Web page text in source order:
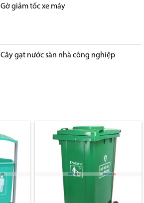
Gờ giảm tốc xe máy
Cây gạt nước sàn nhà công nghiệp